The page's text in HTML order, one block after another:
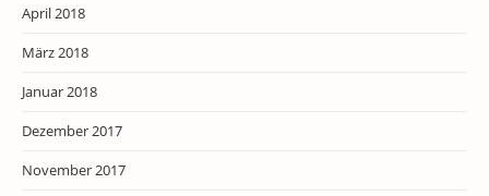
April 2018
März 2018
Januar 2018
Dezember 2017
November 2017